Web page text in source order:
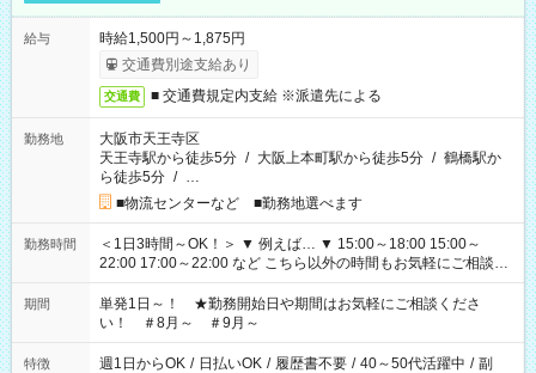
給与
時給1,500円～1,875円
交通費別途支給あり
交通費 ■ 交通費規定内支給 ※派遣先による
勤務地
大阪市天王寺区
天王寺駅から徒歩5分 / 大阪上本町駅から徒歩5分 / 鶴橋駅か
ら徒歩5分 / …
■物流センターなど ■勤務地選べます
勤務時間
＜1日3時間～OK！＞ ▼ 例えば… ▼ 15:00～18:00 15:00～
22:00 17:00～22:00 など こちら以外の時間もお気軽にご相談く
ださい！
期間
単発1日～！ ★勤務開始日や期間はお気軽にご相談くださ
い！ ＃8月～ ＃9月～
特徴 週1日からOK / 日払いOK / 履歴書不要 / 40～50代活躍中 / 副